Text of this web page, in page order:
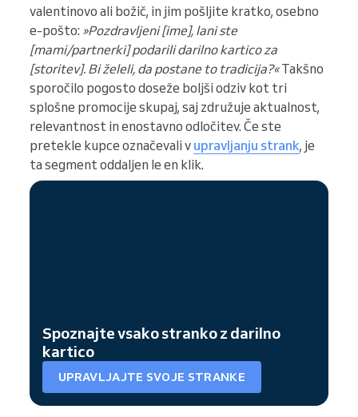
valentinovo ali božič, in jim pošljite kratko, osebno
e-pošto: »Pozdravljeni [ime], lani ste
[mami/partnerki] podarili darilno kartico za
[storitev]. Bi želeli, da postane to tradicija?«Takšno
sporočilo pogosto doseže boljši odziv kot tri
splošne promocije skupaj, saj združuje aktualnost,
relevantnost in enostavno odločitev. Če ste
pretekle kupce označevali v upravljanju strank, je
ta segment oddaljen le en klik.
Spoznajte vsako stranko z darilno
kartico
UPRAVLJAJTE SVOJE STRANKE